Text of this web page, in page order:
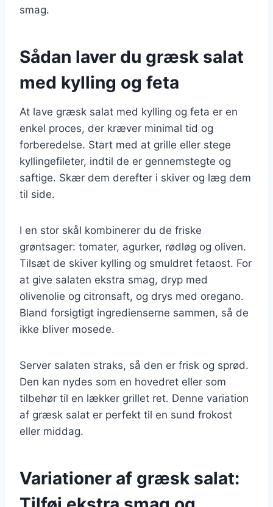
smag.
Sådan laver du græsk salat
med kylling og feta
At lave græsk salat med kylling og feta er en
enkel proces, der kræver minimal tid og
forberedelse. Start med at grille eller stege
kyllingefileter, indtil de er gennemstegte og
saftige. Skær dem derefter i skiver og læg dem
til side.
I en stor skål kombinerer du de friske
grøntsager: tomater, agurker, rødløg og oliven.
Tilsæt de skiver kylling og smuldret fetaost. For
at give salaten ekstra smag, dryp med
olivenolie og citronsaft, og drys med oregano.
Bland forsigtigt ingredienserne sammen, så de
ikke bliver mosede.
Server salaten straks, så den er frisk og sprød.
Den kan nydes som en hovedret eller som
tilbehør til en lækker grillet ret. Denne variation
af græsk salat er perfekt til en sund frokost
eller middag.
Variationer af græsk salat: